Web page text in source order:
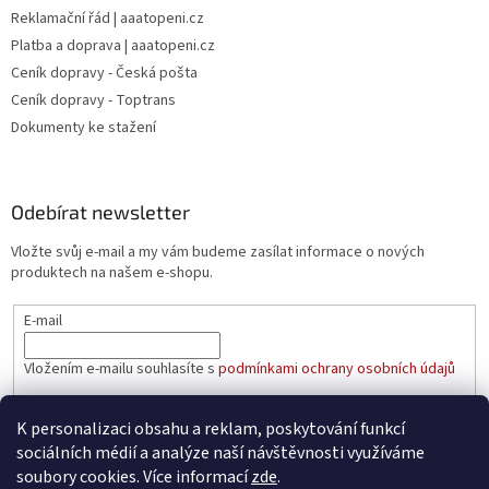
K personalizaci obsahu a reklam, poskytování funkcí
sociálních médií a analýze naší návštěvnosti využíváme
soubory cookies. Více informacízde.
Reklamační řád | aaatopeni.cz
Platba a doprava | aaatopeni.cz
Ceník dopravy - Česká pošta
Ceník dopravy - Toptrans
Dokumenty ke stažení
Odebírat newsletter
Vložte svůj e-mail a my vám budeme zasílat informace o nových
produktech na našem e-shopu.
E-mail
Vložením e-mailu souhlasíte s podmínkami ochrany osobních údajů
PŘIHLÁSIT SE